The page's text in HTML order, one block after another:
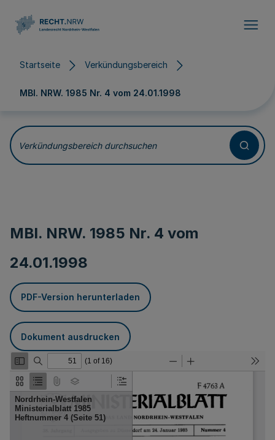
Startseite Verkündungsbereich
MBl. NRW. 1985 Nr. 4 vom 24.01.1998
Verkündungsbereich durchsuchen
MBl. NRW. 1985 Nr. 4 vom
24.01.1998
PDF-Version herunterladen
Dokument ausdrucken